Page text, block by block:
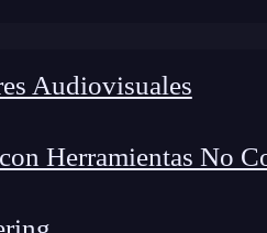
Audiovisuales
Herramientas No
tecnológico a nuevos